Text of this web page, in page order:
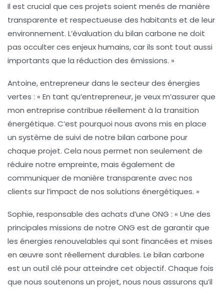
Il est crucial que ces projets soient menés de manière
transparente et respectueuse des habitants et de leur
environnement. L’évaluation du bilan carbone ne doit
pas occulter ces enjeux humains, car ils sont tout aussi
importants que la réduction des émissions. »
Antoine, entrepreneur dans le secteur des énergies
vertes : « En tant qu’entrepreneur, je veux m’assurer que
mon entreprise contribue réellement à la transition
énergétique. C’est pourquoi nous avons mis en place
un système de suivi de notre bilan carbone pour
chaque projet. Cela nous permet non seulement de
réduire notre empreinte, mais également de
communiquer de manière transparente avec nos
clients sur l’impact de nos solutions énergétiques. »
Sophie, responsable des achats d’une ONG : « Une des
principales missions de notre ONG est de garantir que
les énergies renouvelables qui sont financées et mises
en œuvre sont réellement durables. Le bilan carbone
est un outil clé pour atteindre cet objectif. Chaque fois
que nous soutenons un projet, nous nous assurons qu’il